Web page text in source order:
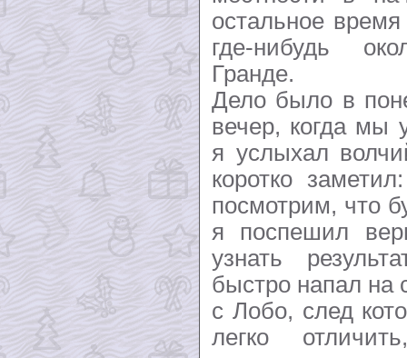
остальное
где-нибудь
Гранде.
Дело было в понедельник, и в тот самый вечер, когда мы уже собирались уезжать, я услыхал волчий вой. Один из ковбоев коротко заметил: - А, вот и он! Теперь посмотрим, что будет. На следующее утро я поспешил вернуться, желая поскорее узнать результаты моей хитрости. Я быстро напал на следы хищников во главе с Лобо, след которого всегда можно было легко отличить, так как он был значительно крупнее следа обычного волка. Волки скоро почуяли мясо, которое я волочил за собой. Я убедился, что Лобо подошел к первой приманке, обнюхал ее и в конце концов взял приманку. Тут я не мог скрыть своей радости. - Наконец-то он попался! - воскликнул я. - Скоро я увижу его мертвым. И я поскакал вперед, не сводя глаз с больших следов, оставленных его лапами в пыли. Они довели меня до того места, где я бросил вторую приманку, и я увидел, что она тоже исчезла. Как я ликовал при этом! Теперь он попался мне! И, вероятно, еще несколько других волков из его стаи. Но широкий след его лап не исчезал с дороги, и хотя я поднимался на стременах и осматривал всю равнину, я нигде не мог разглядеть мертвого волка. Я поехал дальше по его следу и увидел, что третья приманка тоже исчезла, а след вел дальше, к четвертой приманке. И тут я убедился, что Лобо не проглотил ни одной из них, а только тащил их в своей пасти и затем, сложив в кучу, загрязнил их своими нечистотами, чтобы выразить свое полное презрение к моей хитрости. Сделав это, он свернул в другую сторону и отправился по своим делам вместе со всей стаей, которую он оберегал так бдительно… Я привел только один из многих подобных же случаев, убедивших меня, что с этим разбойником нельзя справиться посредством отравы. Я выписал капканы и, ожидая их прибытия, занялся истреблением обыкновенных волков прерий и прочих ее хищных обитателей. Однажды мне пришлось наблюдать еще один случай, доказавший поразительное лукавство Лобо. Подчиненные ему волки, нередко ради одного только развлечения, распугивали и убивали овец, которых они, впрочем, очень редко пожирали. Овцы обыкновенно пасутся стадами в несколько тысяч голов под наблюдением пастухов. На ночь их загоняют в защищенное место, где-нибудь по соседству, и с каждой стороны стада ночует пастух. Овцы настолько бестолковы, что малейший пустяк заставляет их бросаться куда попало, но все же у них существует твердо укоренившаяся привычка всегда следовать за своим вожаком. Пастухи используют эту привычку овец и вводят в овечье стадо с полдюжины козлов. Овцы признают превосходство ума этих бородачей и, если ночью возникает тревога, собираются вокруг козлов. Однажды ночью, в конце ноября, два пастуха были разбужены нападением волков. Все стадо сбилось вокруг козлов, которые не отличались ни тупостью, ни трусливостью и твердо сохраняли свое место, храбро готовясь к отпору. Но - увы! - не простой волк руководил этим нападением. Старый Лобо, этот "волк-оборотень", знал не хуже пастухов, что моральную силу стада представляют именно козлы, и поэтому, быстро проскочив по спинам тесно скучившихся овец, бросился на их вожаков и мгновенно покончил с ними. Злополучные овцы тотчас же разбежались во все стороны. В течение многих недель после этого ко мне почти ежедневно обращался какой-нибудь встревоженный пастух: - Не встречались ли вам где-нибудь заблудившиеся овцы с клеймом "Ото"? И почти всегда мне приходилось отвечать: - Да, я наткнулся на пять или шесть овечьих трупов у Бриллиантового источника. Или: - Нет, я не видал, но Хуан Мейр два дня назад видел около двадцати только что зарезанных волками овец на Кедровом холме. Наконец прибыли волчьи капканы, и я проработал с двумя помощниками целую неделю, чтобы установить их. Мы не жалели трудов и усилий, и я пользовался всяким изобретением, которое, как мне казалось, могло обеспечить нам успех. На следующий день после того, как были поставлены капканы, я поехал осматривать их и скоро напал на след Лобо, который вел от одного капкана к другому. По этим следам я прочел всю историю его ночных похождений. Он рыскал в темноте и, хотя